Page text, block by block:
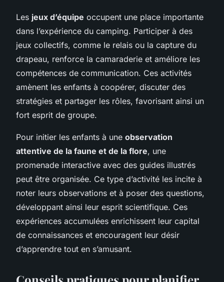
Les jeux d’équipe occupent une place importante
dans l’expérience du camping. Participer à des
jeux collectifs, comme le relais ou la capture du
drapeau, renforce la camaraderie et améliore les
compétences de communication. Ces activités
amènent les enfants à coopérer, discuter des
stratégies et partager les rôles, favorisant ainsi un
fort esprit de groupe.
Pour initier les enfants à une observation
attentive de la faune et de la flore, une
promenade interactive avec des guides illustrés
peut être organisée. Ce type d’activité les incite à
noter leurs observations et à poser des questions,
développant ainsi leur esprit scientifique. Ces
expériences accumulées enrichissent leur capital
de connaissances et encouragent leur désir
d’apprendre tout en s’amusant.